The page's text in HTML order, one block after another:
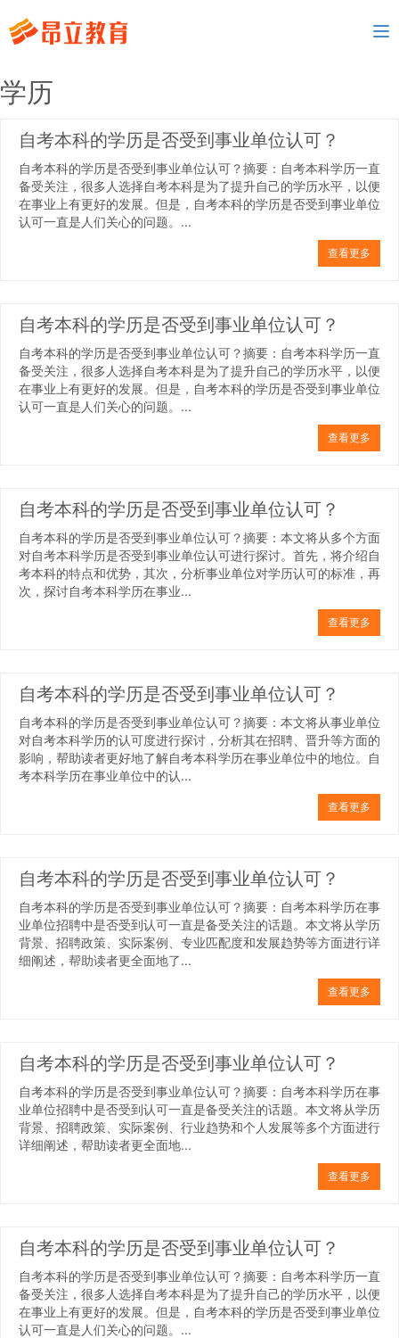
学历
自考本科的学历是否受到事业单位认可？
自考本科的学历是否受到事业单位认可？摘要：自考本科学历一直
备受关注，很多人选择自考本科是为了提升自己的学历水平，以便
在事业上有更好的发展。但是，自考本科的学历是否受到事业单位
认可一直是人们关心的问题。...
查看更多
自考本科的学历是否受到事业单位认可？
自考本科的学历是否受到事业单位认可？摘要：自考本科学历一直
备受关注，很多人选择自考本科是为了提升自己的学历水平，以便
在事业上有更好的发展。但是，自考本科的学历是否受到事业单位
认可一直是人们关心的问题。...
查看更多
自考本科的学历是否受到事业单位认可？
自考本科的学历是否受到事业单位认可？摘要：本文将从多个方面
对自考本科学历是否受到事业单位认可进行探讨。首先，将介绍自
考本科的特点和优势，其次，分析事业单位对学历认可的标准，再
次，探讨自考本科学历在事业...
查看更多
自考本科的学历是否受到事业单位认可？
自考本科的学历是否受到事业单位认可？摘要：本文将从事业单位
对自考本科学历的认可度进行探讨，分析其在招聘、晋升等方面的
影响，帮助读者更好地了解自考本科学历在事业单位中的地位。自
考本科学历在事业单位中的认...
查看更多
自考本科的学历是否受到事业单位认可？
自考本科的学历是否受到事业单位认可？摘要：自考本科学历在事
业单位招聘中是否受到认可一直是备受关注的话题。本文将从学历
背景、招聘政策、实际案例、专业匹配度和发展趋势等方面进行详
细阐述，帮助读者更全面地了...
查看更多
自考本科的学历是否受到事业单位认可？
自考本科的学历是否受到事业单位认可？摘要：自考本科学历在事
业单位招聘中是否受到认可一直是备受关注的话题。本文将从学历
背景、招聘政策、实际案例、行业趋势和个人发展等多个方面进行
详细阐述，帮助读者更全面地...
查看更多
自考本科的学历是否受到事业单位认可？
自考本科的学历是否受到事业单位认可？摘要：自考本科学历一直
备受关注，很多人选择自考本科是为了提升自己的学历水平，以便
在事业上有更好的发展。但是，自考本科的学历是否受到事业单位
认可一直是人们关心的问题。...